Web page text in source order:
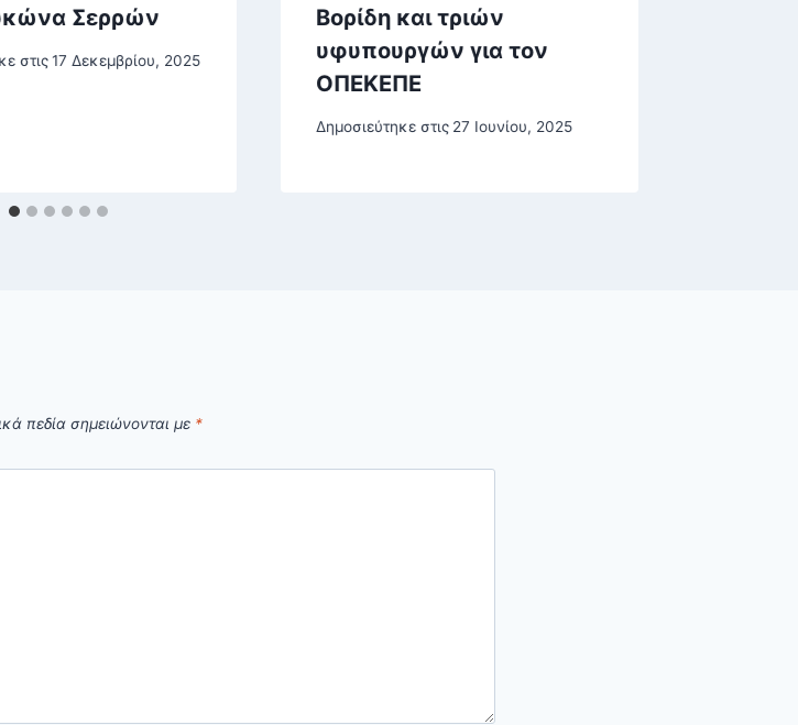
Σερρών
στις 17 Δεκεμβρίου, 2025
Βορίδη και τριών
υφυπουργών για τον
ΟΠΕΚΕΠΕ
Δημοσιεύτηκε στις 27 Ιουνίου, 2025
πεδία σημειώνονται με *